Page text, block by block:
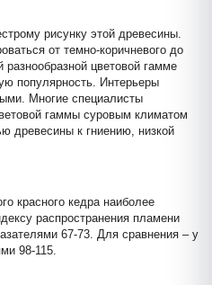
рисунку этой древесины.
от темно-коричневого до
разнообразной цветовой гамме
популярность. Интерьеры
Многие специалисты
гаммы суровым климатом
древесины к гниению, низкой
красного кедра наиболее
распространения пламени
67-73. Для сравнения – у
98-115.